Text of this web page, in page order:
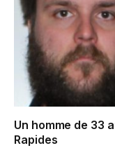
Un homme de 33
Rapides